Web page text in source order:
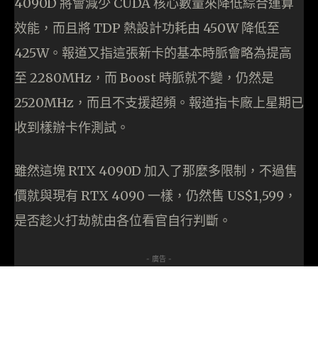
效能，而且將 TDP 熱設計功耗由 450W 降低至
425W。報道又指這張新卡的基本時脈會略為提高
至 2280MHz，而 Boost 時脈就不變，仍然是
2520MHz，而且不支援超頻。報道指卡廠上星期已
收到樣辦卡作測試。
雖然這塊 RTX 4090D 加入了那麼多限制，不過售
價就與現有 RTX 4090 一樣，仍然售 US$1,599，
是否趁火打劫就由各位看官自行判斷。
- 廣告 -